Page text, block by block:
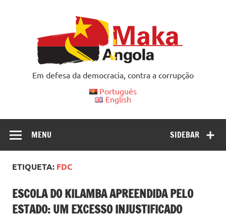
Em defesa da democracia, contra a corrupção
Português
English
SIDEBAR
MENU
ETIQUETA: FDC
ESCOLA DO KILAMBA APREENDIDA PELO
ESTADO: UM EXCESSO INJUSTIFICADO